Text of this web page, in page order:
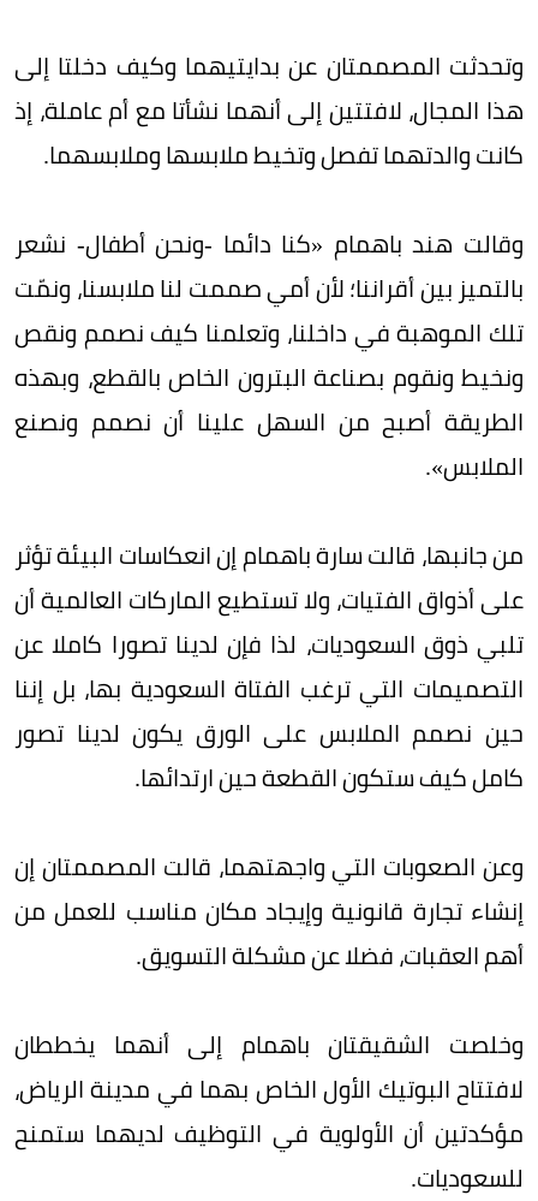
وتحدثت المصممتان عن بدايتيهما وكيف دخلتا إلى
هذا المجال، لافتتين إلى أنهما نشأتا مع أم عاملة، إذ
كانت والدتهما تفصل وتخيط ملابسها وملابسهما.
وقالت هند باهمام «كنا دائما -ونحن أطفال- نشعر
بالتميز بين أقراننا؛ لأن أمي صممت لنا ملابسنا، ونمّت
تلك الموهبة في داخلنا، وتعلمنا كيف نصمم ونقص
ونخيط ونقوم بصناعة البترون الخاص بالقطع، وبهذه
الطريقة أصبح من السهل علينا أن نصمم ونصنع
الملابس».
من جانبها، قالت سارة باهمام إن انعكاسات البيئة تؤثر
على أذواق الفتيات، ولا تستطيع الماركات العالمية أن
تلبي ذوق السعوديات، لذا فإن لدينا تصورا كاملا عن
التصميمات التي ترغب الفتاة السعودية بها، بل إننا
حين نصمم الملابس على الورق يكون لدينا تصور
كامل كيف ستكون القطعة حين ارتدائها.
وعن الصعوبات التي واجهتهما، قالت المصممتان إن
إنشاء تجارة قانونية وإيجاد مكان مناسب للعمل من
أهم العقبات، فضلا عن مشكلة التسويق.
وخلصت الشقيقتان باهمام إلى أنهما يخططان
لافتتاح البوتيك الأول الخاص بهما في مدينة الرياض،
مؤكدتين أن الأولوية في التوظيف لديهما ستمنح
للسعوديات.